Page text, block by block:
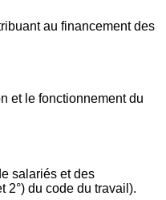
au financement des
et le fonctionnement du
salariés et des
2°) du code du travail).